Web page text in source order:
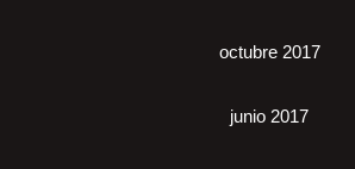
octubre 2017
junio 2017